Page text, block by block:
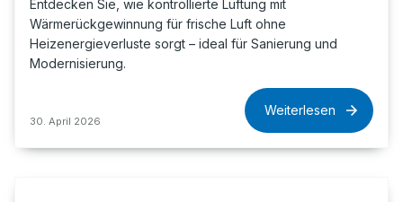
Entdecken Sie, wie kontrollierte Lüftung mit
Wärmerückgewinnung für frische Luft ohne
Heizenergieverluste sorgt – ideal für Sanierung und
Modernisierung.
30. April 2026
Weiterlesen